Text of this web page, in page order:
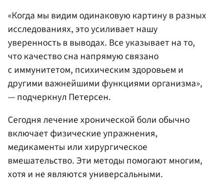
«Когда мы видим одинаковую картину в разных
исследованиях, это усиливает нашу
уверенность в выводах. Все указывает на то,
что качество сна напрямую связано
с иммунитетом, психическим здоровьем и
другими важнейшими функциями организма»,
— подчеркнул Петерсен.
Сегодня лечение хронической боли обычно
включает физические упражнения,
медикаменты или хирургическое
вмешательство. Эти методы помогают многим,
хотя и не являются универсальными.